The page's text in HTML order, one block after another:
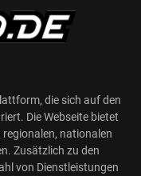
die sich auf den
Die Webseite bietet
nationalen
Zusätzlich zu den
von Dienstleistungen